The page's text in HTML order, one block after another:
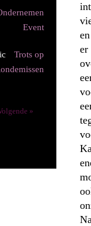
Event
Trots op
»
er